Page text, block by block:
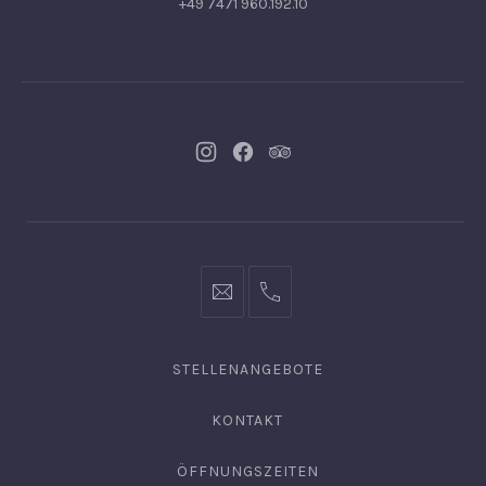
NeuesNeuesNeues
info@hofgut-0049747196019210
STELLENANGEBOTE
KONTAKT
ÖFFNUNGSZEITEN